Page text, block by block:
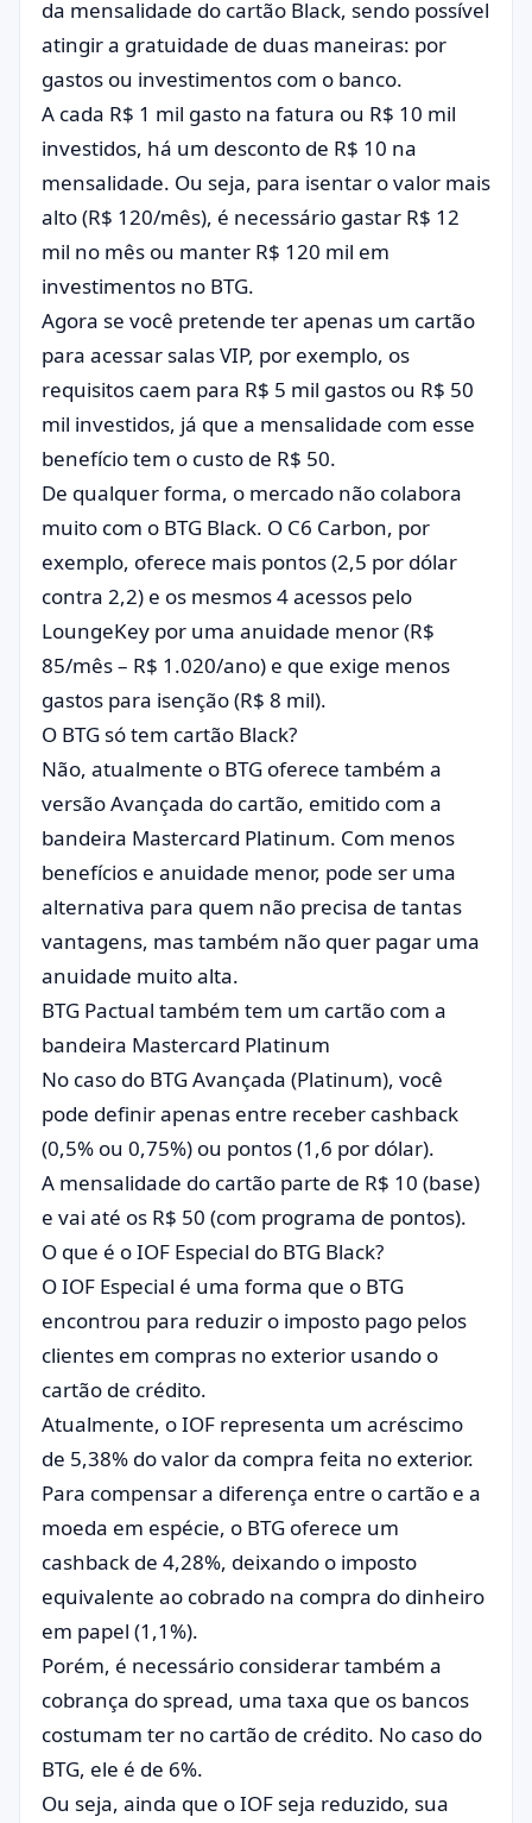
da mensalidade do cartão Black, sendo possível
atingir a gratuidade de duas maneiras: por
gastos ou investimentos com o banco.
A cada R$ 1 mil gasto na fatura ou R$ 10 mil
investidos, há um desconto de R$ 10 na
mensalidade. Ou seja, para isentar o valor mais
alto (R$ 120/mês), é necessário gastar R$ 12
mil no mês ou manter R$ 120 mil em
investimentos no BTG.
Agora se você pretende ter apenas um cartão
para acessar salas VIP, por exemplo, os
requisitos caem para R$ 5 mil gastos ou R$ 50
mil investidos, já que a mensalidade com esse
benefício tem o custo de R$ 50.
De qualquer forma, o mercado não colabora
muito com o BTG Black. O C6 Carbon, por
exemplo, oferece mais pontos (2,5 por dólar
contra 2,2) e os mesmos 4 acessos pelo
LoungeKey por uma anuidade menor (R$
85/mês – R$ 1.020/ano) e que exige menos
gastos para isenção (R$ 8 mil).
O BTG só tem cartão Black?
Não, atualmente o BTG oferece também a
versão Avançada do cartão, emitido com a
bandeira Mastercard Platinum. Com menos
benefícios e anuidade menor, pode ser uma
alternativa para quem não precisa de tantas
vantagens, mas também não quer pagar uma
anuidade muito alta.
BTG Pactual também tem um cartão com a
bandeira Mastercard Platinum
No caso do BTG Avançada (Platinum), você
pode definir apenas entre receber cashback
(0,5% ou 0,75%) ou pontos (1,6 por dólar).
A mensalidade do cartão parte de R$ 10 (base)
e vai até os R$ 50 (com programa de pontos).
O que é o IOF Especial do BTG Black?
O IOF Especial é uma forma que o BTG
encontrou para reduzir o imposto pago pelos
clientes em compras no exterior usando o
cartão de crédito.
Atualmente, o IOF representa um acréscimo
de 5,38% do valor da compra feita no exterior.
Para compensar a diferença entre o cartão e a
moeda em espécie, o BTG oferece um
cashback de 4,28%, deixando o imposto
equivalente ao cobrado na compra do dinheiro
em papel (1,1%).
Porém, é necessário considerar também a
cobrança do spread, uma taxa que os bancos
costumam ter no cartão de crédito. No caso do
BTG, ele é de 6%.
Ou seja, ainda que o IOF seja reduzido, sua